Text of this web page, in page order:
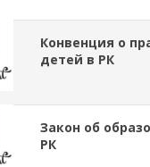
Конвенция о
детей в РК
Закон об
РК